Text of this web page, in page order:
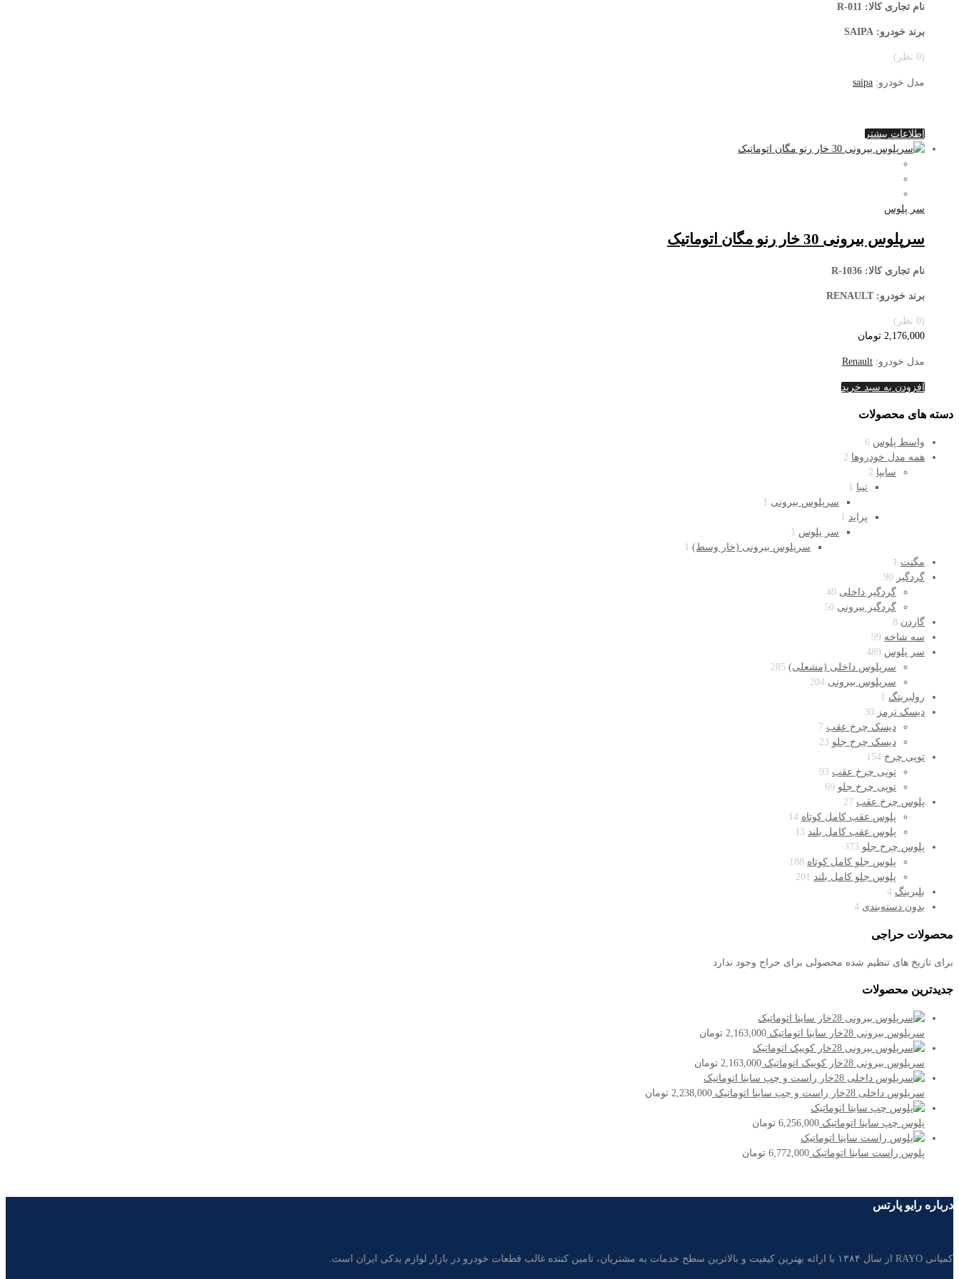
نام تجاری کالا: R-011
برند خودرو: SAIPA
(0 نظر)
مدل خودرو: saipa
اطلاعات بیشتر
سر پلوس
سرپلوس بیرونی 30 خار رنو مگان اتوماتیک
نام تجاری کالا: R-1036
برند خودرو: RENAULT
(0 نظر)
2,176,000 تومان
مدل خودرو: Renault
افزودن به سبد خرید
دسته های محصولات
واسط پلوس 6
همه مدل خودروها 2
سایپا 2
تیبا 1
سرپلوس بیرونی 1
پراید 1
سر پلوس 1
سرپلوس بیرونی (خار وسط) 1
مگنت 1
گردگیر 90
گردگیر داخلی 40
گردگیر بیرونی 50
گاردن 8
سه شاخه 99
سر پلوس 489
سرپلوس داخلی (مشعلی) 285
سرپلوس بیرونی 204
رولبرینگ 1
دیسک ترمز 30
دیسک چرخ عقب 7
دیسک چرخ جلو 23
توپی چرخ 154
توپی چرخ عقب 93
توپی چرخ جلو 69
پلوس چرخ عقب 27
پلوس عقب کامل کوتاه 14
پلوس عقب کامل بلند 13
پلوس چرخ جلو 373
پلوس جلو کامل کوتاه 188
پلوس جلو کامل بلند 201
بلبرینگ 4
بدون دسته‌بندی 4
محصولات حراجی
برای تاریخ های تنظیم شده محصولی برای حراج وجود ندارد
جدیدترین محصولات
سرپلوس بیرونی 28خار ساینا اتوماتیک 2,163,000 تومان
سرپلوس بیرونی 28خار کوییک اتوماتیک 2,163,000 تومان
سرپلوس داخلی 28خار راست و چپ ساینا اتوماتیک 2,238,000 تومان
پلوس چپ ساینا اتوماتیک 6,256,000 تومان
پلوس راست ساینا اتوماتیک 6,772,000 تومان
درباره رایو پارتس
کمپانی RAYO از سال ۱۳۸۴ با ارائه بهترین کیفیت و بالاترین سطح خدمات به مشتریان، تامین کننده غالب قطعات خودرو در بازار لوازم یدکی ایران است.